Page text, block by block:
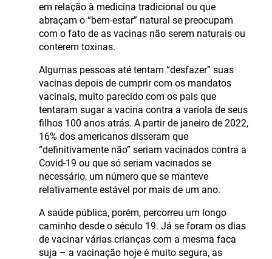
em relação à medicina tradicional ou que
abraçam o “bem-estar” natural se preocupam
com o fato de as vacinas não serem naturais ou
conterem toxinas.
Algumas pessoas até tentam “desfazer” suas
vacinas depois de cumprir com os mandatos
vacinais, muito parecido com os pais que
tentaram sugar a vacina contra a varíola de seus
filhos 100 anos atrás. A partir de janeiro de 2022,
16% dos americanos disseram que
“definitivamente não” seriam vacinados contra a
Covid-19 ou que só seriam vacinados se
necessário, um número que se manteve
relativamente estável por mais de um ano.
A saúde pública, porém, percorreu um longo
caminho desde o século 19. Já se foram os dias
de vacinar várias crianças com a mesma faca
suja – a vacinação hoje é muito segura, as